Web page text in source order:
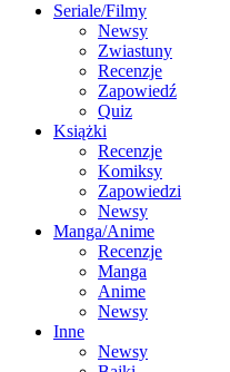
Seriale/Filmy
Newsy
Zwiastuny
Recenzje
Zapowiedź
Quiz
Książki
Recenzje
Komiksy
Zapowiedzi
Newsy
Manga/Anime
Recenzje
Manga
Anime
Newsy
Inne
Newsy